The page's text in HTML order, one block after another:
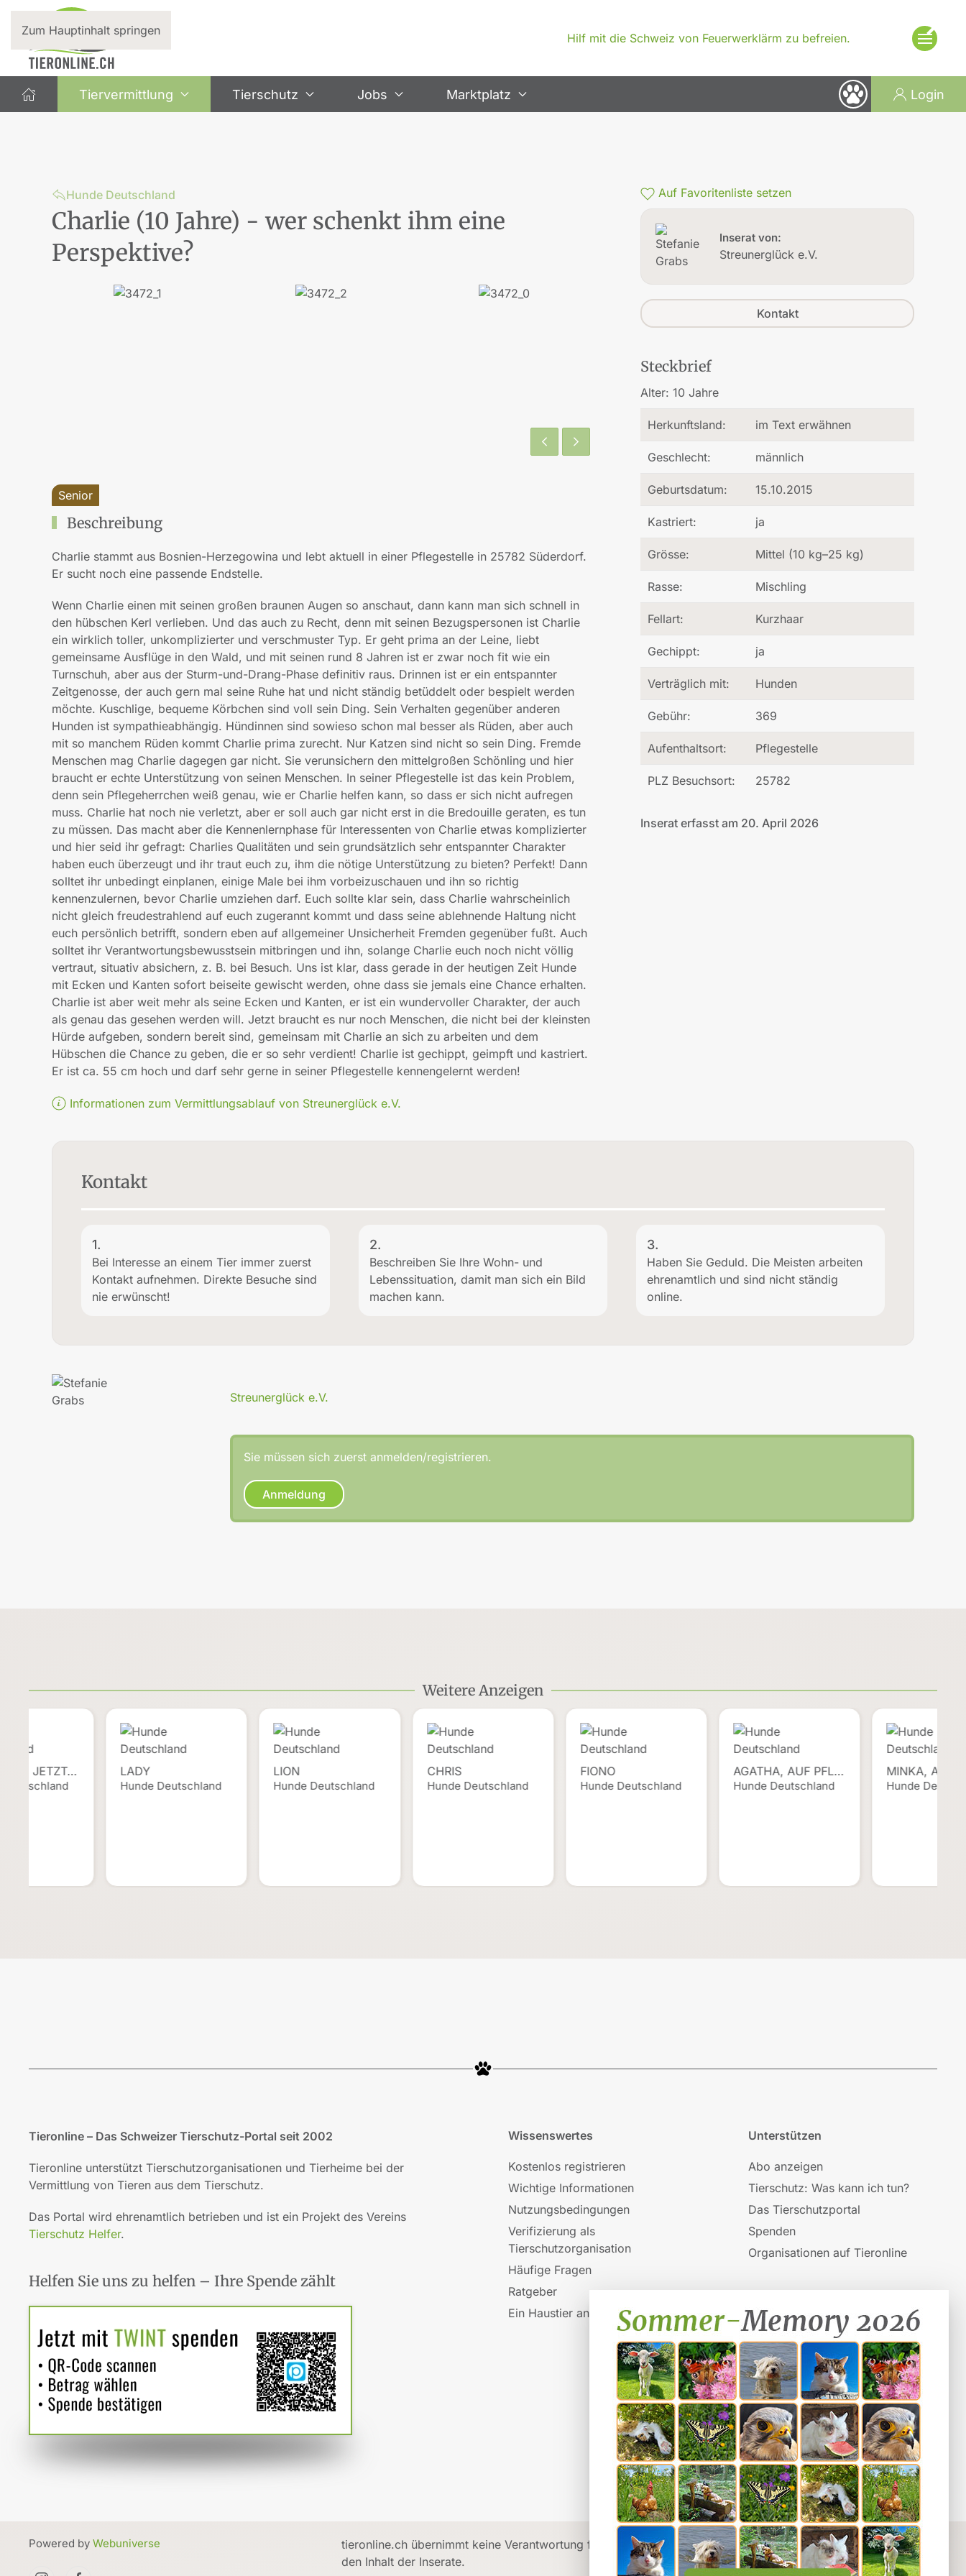
Zum Hauptinhalt springen
Hilf mit die Schweiz von Feuerwerklärm zu befreien.
Tiervermittlung Tierschutz Jobs Marktplatz Login
Hunde Deutschland
Charlie (10 Jahre) - wer schenkt ihm eine
Perspektive?
Senior
Beschreibung
Charlie stammt aus Bosnien-Herzegowina und lebt aktuell in einer Pflegestelle in 25782 Süderdorf.
Er sucht noch eine passende Endstelle.
Wenn Charlie einen mit seinen großen braunen Augen so anschaut, dann kann man sich schnell in
den hübschen Kerl verlieben. Und das auch zu Recht, denn mit seinen Bezugspersonen ist Charlie
ein wirklich toller, unkomplizierter und verschmuster Typ. Er geht prima an der Leine, liebt
gemeinsame Ausflüge in den Wald, und mit seinen rund 8 Jahren ist er zwar noch fit wie ein
Turnschuh, aber aus der Sturm-und-Drang-Phase definitiv raus. Drinnen ist er ein entspannter
Zeitgenosse, der auch gern mal seine Ruhe hat und nicht ständig betüddelt oder bespielt werden
möchte. Kuschlige, bequeme Körbchen sind voll sein Ding. Sein Verhalten gegenüber anderen
Hunden ist sympathieabhängig. Hündinnen sind sowieso schon mal besser als Rüden, aber auch
mit so manchem Rüden kommt Charlie prima zurecht. Nur Katzen sind nicht so sein Ding. Fremde
Menschen mag Charlie dagegen gar nicht. Sie verunsichern den mittelgroßen Schönling und hier
braucht er echte Unterstützung von seinen Menschen. In seiner Pflegestelle ist das kein Problem,
denn sein Pflegeherrchen weiß genau, wie er Charlie helfen kann, so dass er sich nicht aufregen
muss. Charlie hat noch nie verletzt, aber er soll auch gar nicht erst in die Bredouille geraten, es tun
zu müssen. Das macht aber die Kennenlernphase für Interessenten von Charlie etwas komplizierter
und hier seid ihr gefragt: Charlies Qualitäten und sein grundsätzlich sehr entspannter Charakter
haben euch überzeugt und ihr traut euch zu, ihm die nötige Unterstützung zu bieten? Perfekt! Dann
solltet ihr unbedingt einplanen, einige Male bei ihm vorbeizuschauen und ihn so richtig
kennenzulernen, bevor Charlie umziehen darf. Euch sollte klar sein, dass Charlie wahrscheinlich
nicht gleich freudestrahlend auf euch zugerannt kommt und dass seine ablehnende Haltung nicht
euch persönlich betrifft, sondern eben auf allgemeiner Unsicherheit Fremden gegenüber fußt. Auch
solltet ihr Verantwortungsbewusstsein mitbringen und ihn, solange Charlie euch noch nicht völlig
vertraut, situativ absichern, z. B. bei Besuch. Uns ist klar, dass gerade in der heutigen Zeit Hunde
mit Ecken und Kanten sofort beiseite gewischt werden, ohne dass sie jemals eine Chance erhalten.
Charlie ist aber weit mehr als seine Ecken und Kanten, er ist ein wundervoller Charakter, der auch
als genau das gesehen werden will. Jetzt braucht es nur noch Menschen, die nicht bei der kleinsten
Hürde aufgeben, sondern bereit sind, gemeinsam mit Charlie an sich zu arbeiten und dem
Hübschen die Chance zu geben, die er so sehr verdient! Charlie ist gechippt, geimpft und kastriert.
Er ist ca. 55 cm hoch und darf sehr gerne in seiner Pflegestelle kennengelernt werden!
Informationen zum Vermittlungsablauf von Streunerglück e.V.
Auf Favoritenliste setzen
Inserat von:
Streunerglück e.V.
Kontakt
Steckbrief
Alter:10 Jahre
Herkunftsland: im Text erwähnen
Geschlecht: männlich
Geburtsdatum: 15.10.2015
Kastriert: ja
Grösse: Mittel (10 kg–25 kg)
Rasse: Mischling
Fellart: Kurzhaar
Gechippt: ja
Verträglich mit: Hunden
Gebühr: 369
Aufenthaltsort: Pflegestelle
PLZ Besuchsort: 25782
Inserat erfasst am 20. April 2026
Kontakt
1.
Bei Interesse an einem Tier immer zuerst
Kontakt aufnehmen. Direkte Besuche sind
nie erwünscht!
2.
Beschreiben Sie Ihre Wohn- und
Lebenssituation, damit man sich ein Bild
machen kann.
3.
Haben Sie Geduld. Die Meisten arbeiten
ehrenamtlich und sind nicht ständig
online.
Streunerglück e.V.
Sie müssen sich zuerst anmelden/registrieren.
Anmeldung
Weitere Anzeigen
LADY
Hunde Deutschland
LION
Hunde Deutschland
CHRIS
Hunde Deutschland
FIONO
Hunde Deutschland
AGATHA, AUF PFL…
Hunde Deutschland
MINKA, AUF
Hunde
JETZT…
Deutschland
Tieronline – Das Schweizer Tierschutz-Portal seit 2002
Tieronline unterstützt Tierschutzorganisationen und Tierheime bei der
Vermittlung von Tieren aus dem Tierschutz.
Das Portal wird ehrenamtlich betrieben und ist ein Projekt des Vereins
Tierschutz Helfer.
Helfen Sie uns zu helfen – Ihre Spende zählt
Wissenswertes
Kostenlos registrieren
Wichtige Informationen
Nutzungsbedingungen
Verifizierung als
Tierschutzorganisation
Häufige Fragen
Ratgeber
Ein Haustier anschaffen
Unterstützen
Abo anzeigen
Tierschutz: Was kann ich tun?
Das Tierschutzportal
Spenden
Organisationen auf Tieronline
Powered by Webuniverse
tieronline.ch übernimmt keine Verantwortung für
den Inhalt der Inserate.
Impressum Datenschutz
×